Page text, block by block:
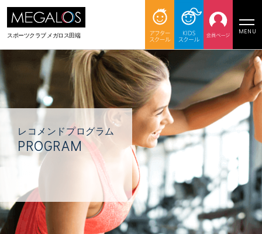
スポーツクラブメガロス田端
MENU
レコメンドプログラム
PROGRAM